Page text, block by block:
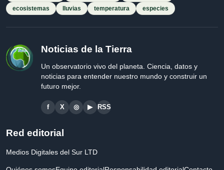
ecosistemas
lluvias temperatura especies
Noticias de la Tierra
Un observatorio vivo del planeta. Ciencia, datos y
noticias para entender nuestro mundo y construir un
futuro mejor.
f X ◎ ▶ RSS
Red editorial
Medios Digitales del Sur LTD